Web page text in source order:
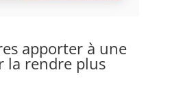
apporter à une
la rendre plus